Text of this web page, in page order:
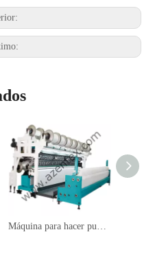
Máquina para hacer punto por urdimbre de toallas de microfibra